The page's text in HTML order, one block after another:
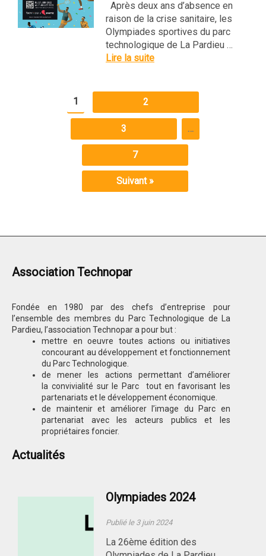
Après deux ans d’absence en
raison de la crise sanitaire, les
Olympiades sportives du parc
technologique de La Pardieu …
Lire la suite
1 2
3 …
7
Suivant »
Association Technopar
Fondée en 1980 par des chefs d’entreprise pour
l’ensemble des membres du Parc Technologique de La
Pardieu, l’association Technopar a pour but :
mettre en oeuvre toutes actions ou initiatives
concourant au développement et fonctionnement
du Parc Technologique.
de mener les actions permettant d’améliorer
la convivialité sur le Parc tout en favorisant les
partenariats et le développement économique.
de maintenir et améliorer l’image du Parc en
partenariat avec les acteurs publics et les
propriétaires foncier.
Actualités
Olympiades 2024
Publié le 3 juin 2024
La 26ème édition des